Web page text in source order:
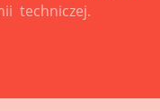
techniczej.